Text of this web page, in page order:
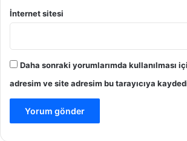
İnternet sitesi
Daha sonraki yorumlarımda kullanılması
adresim ve site adresim bu tarayıcıya